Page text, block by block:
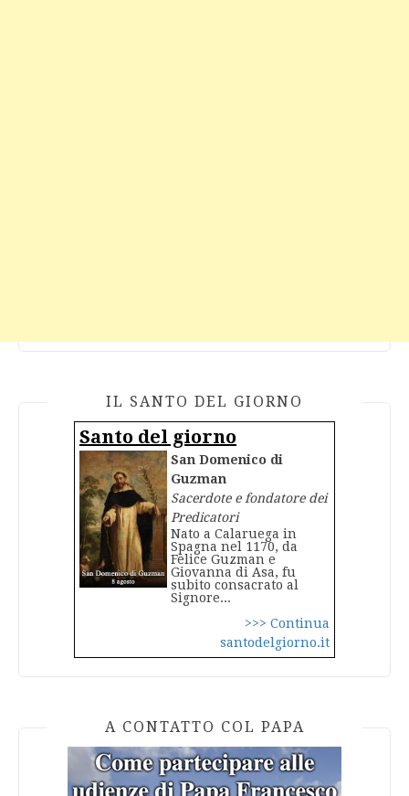
IL SANTO DEL GIORNO
Santo del giorno
San Domenico di
Guzman
Sacerdote e fondatore dei
Predicatori
Nato a Calaruega in
Spagna nel 1170, da
Felice Guzman e
Giovanna di Asa, fu
subito consacrato al
Signore...
>>> Continua
santodelgiorno.it
A CONTATTO COL PAPA